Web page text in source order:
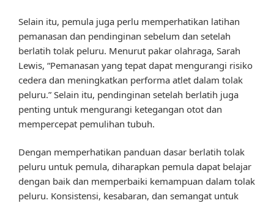
Selain itu, pemula juga perlu memperhatikan latihan
pemanasan dan pendinginan sebelum dan setelah
berlatih tolak peluru. Menurut pakar olahraga, Sarah
Lewis, “Pemanasan yang tepat dapat mengurangi risiko
cedera dan meningkatkan performa atlet dalam tolak
peluru.” Selain itu, pendinginan setelah berlatih juga
penting untuk mengurangi ketegangan otot dan
mempercepat pemulihan tubuh.
Dengan memperhatikan panduan dasar berlatih tolak
peluru untuk pemula, diharapkan pemula dapat belajar
dengan baik dan memperbaiki kemampuan dalam tolak
peluru. Konsistensi, kesabaran, dan semangat untuk